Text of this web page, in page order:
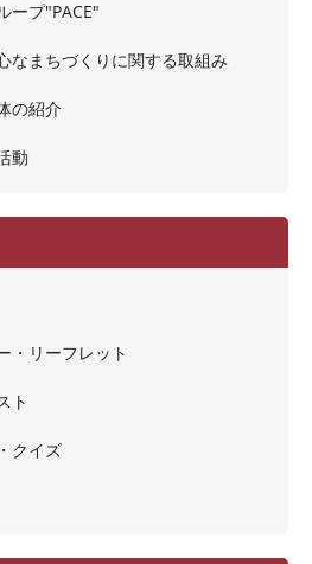
ープ"PACE"
なまちづくりに関する取組み
の紹介
動
・リーフレット
ト
クイズ